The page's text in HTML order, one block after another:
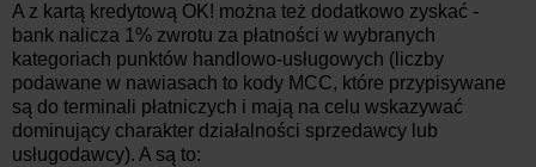
A z kartą kredytową OK! można też dodatkowo zyskać -
bank nalicza 1% zwrotu za płatności w wybranych
kategoriach punktów handlowo-usługowych (liczby
podawane w nawiasach to kody MCC, które przypisywane
są do terminali płatniczych i mają na celu wskazywać
dominujący charakter działalności sprzedawcy lub
usługodawcy). A są to: